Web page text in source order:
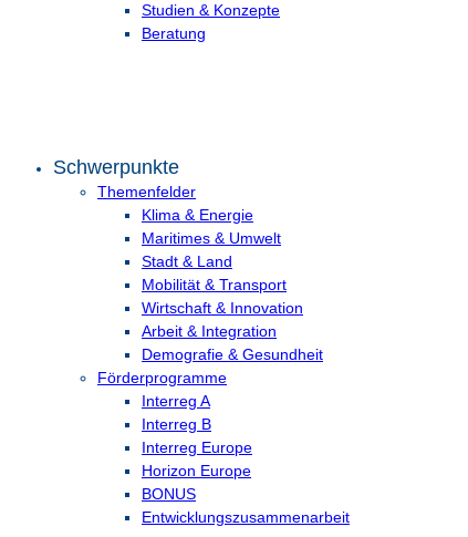
Studien & Konzepte
Beratung
Schwerpunkte
Themenfelder
Klima & Energie
Maritimes & Umwelt
Stadt & Land
Mobilität & Transport
Wirtschaft & Innovation
Arbeit & Integration
Demografie & Gesundheit
Förderprogramme
Interreg A
Interreg B
Interreg Europe
Horizon Europe
BONUS
Entwicklungs­zusammenarbeit